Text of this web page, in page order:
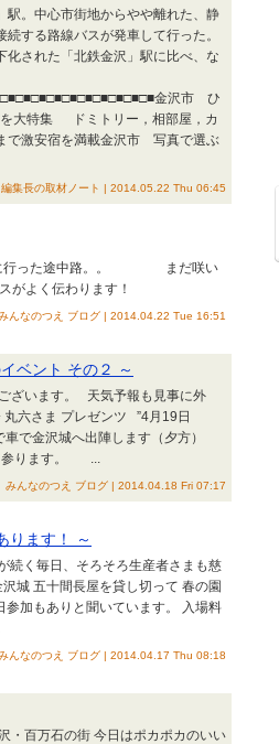
駅。中心市街地からやや離れた、静
する路線バスが発車して行った。
化された「北鉄金沢」駅に比べ、な
金沢市 ひ
を大特集 ドミトリー，相部屋，カ
で激安宿を満載金沢市 写真で選ぶ
編集長の取材ノート | 2014.05.22 Thu 06:45
に行った途中路。。 まだ咲い
がよく伝わります！
みんなのつえ ブログ | 2014.04.22 Tue 16:51
ベント その２ ～
ざいます。 天気予報も見事に外
六さま プレゼンツ ”4月19日
車で金沢城へ出陣します（夕方）
参ります。 ...
みんなのつえ ブログ | 2014.04.18 Fri 07:17
ります！ ～
続く毎日、そろそろ生産者さまも慈
城 五十間長屋を貸し切って 春の園
加もありと聞いています。 入場料
みんなのつえ ブログ | 2014.04.17 Thu 08:18
・百万石の街 今日はポカポカのいい